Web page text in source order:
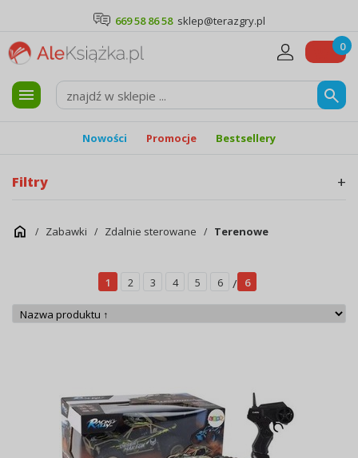
669 58 86 58 sklep@terazgry.pl
0
Nowości Promocje Bestsellery
Filtry
Zabawki Zdalnie sterowane Terenowe
1 2 3 4 5 6 / 6